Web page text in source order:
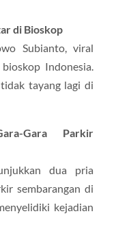
di Bioskop
Subianto, viral
Indonesia.
tayang lagi di
Gara Parkir
dua pria
sembarangan di
kejadian